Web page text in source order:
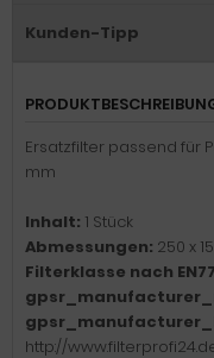
Kunden-Tipp
Ersatzfilter passend für
mm
Inhalt: 1 Stück
Abmessungen: 250 x
Filterklasse nach
http://